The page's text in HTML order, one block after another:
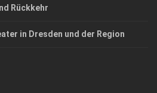
Rückkehr
in Dresden und der Region